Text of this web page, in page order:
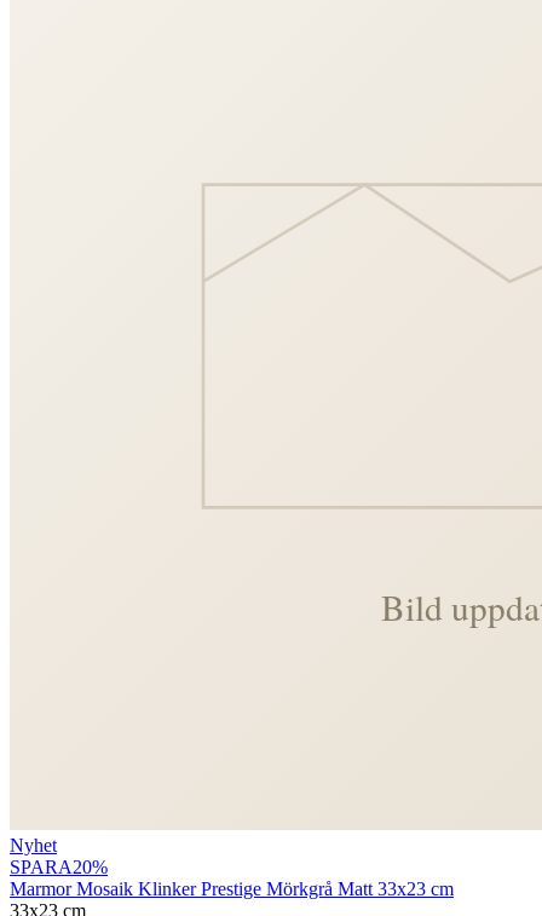
Nyhet
SPARA20%
Marmor Mosaik Klinker Prestige Mörkgrå Matt 33x23 cm
33x23 cm